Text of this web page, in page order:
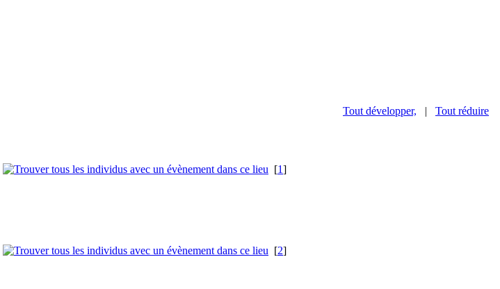
Tout développer, | Tout réduire
[1]
[2]